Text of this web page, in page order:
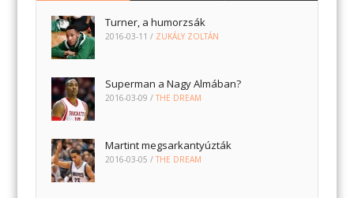
Turner, a humorzsák
2016-03-11 / ZUKÁLY ZOLTÁN
Superman a Nagy Almában?
2016-03-09 /THE DREAM
Martint megsarkantyúzták
2016-03-05 /THE DREAM